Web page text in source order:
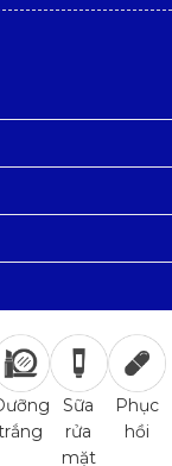
Sữa
rửa
mặt
Phục
hồi